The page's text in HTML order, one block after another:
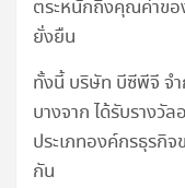
ตระหนักถึงคุณค่าข
ยั่งยืน
ทั้งนี้ บริษัท บีซีพีจี จ
บางจาก ได้รับราง
ประเภทองค์กรธุรกิ
กัน